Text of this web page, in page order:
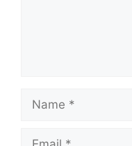
Name
Email